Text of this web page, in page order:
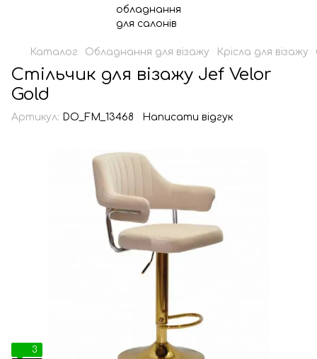
Каталог Обладнання для візажу Крісла для візажу
Стільчик для візажу Jef Velor
Gold
Артикул: DO_FM_13468 Написати відгук
3